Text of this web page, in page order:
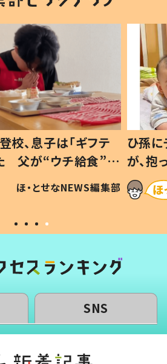
校、息子は「ギフテ
父が“ウチ給食”を
理由とは #令和の親
ほ・とせなNEWS編集部
ひ孫
が、
「涙が
い」
SNS